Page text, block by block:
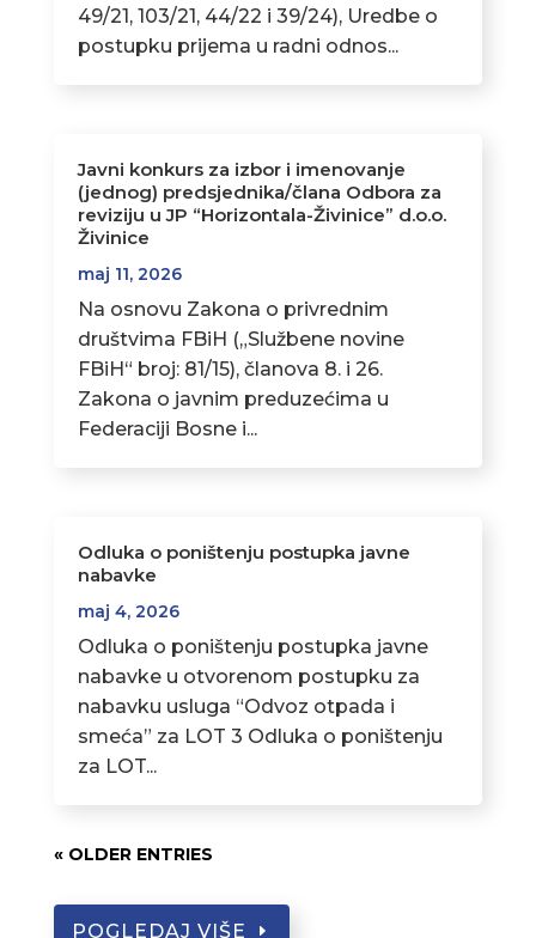
49/21, 103/21, 44/22 i 39/24), Uredbe o
postupku prijema u radni odnos...
Javni konkurs za izbor i imenovanje
(jednog) predsjednika/člana Odbora za
reviziju u JP “Horizontala-Živinice” d.o.o.
Živinice
maj 11, 2026
Na osnovu Zakona o privrednim
društvima FBiH („Službene novine
FBiH“ broj: 81/15), članova 8. i 26.
Zakona o javnim preduzećima u
Federaciji Bosne i...
Odluka o poništenju postupka javne
nabavke
maj 4, 2026
Odluka o poništenju postupka javne
nabavke u otvorenom postupku za
nabavku usluga “Odvoz otpada i
smeća” za LOT 3 Odluka o poništenju
za LOT...
« OLDER ENTRIES
POGLEDAJ VIŠE